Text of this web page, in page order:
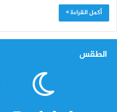
أكمل القراءة »
الطقس